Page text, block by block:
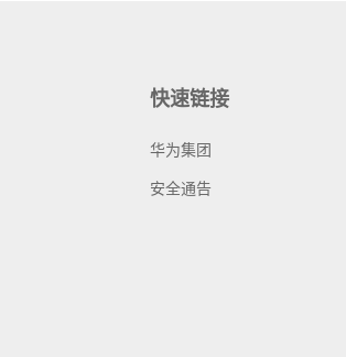
快速链接
华为集团
安全通告